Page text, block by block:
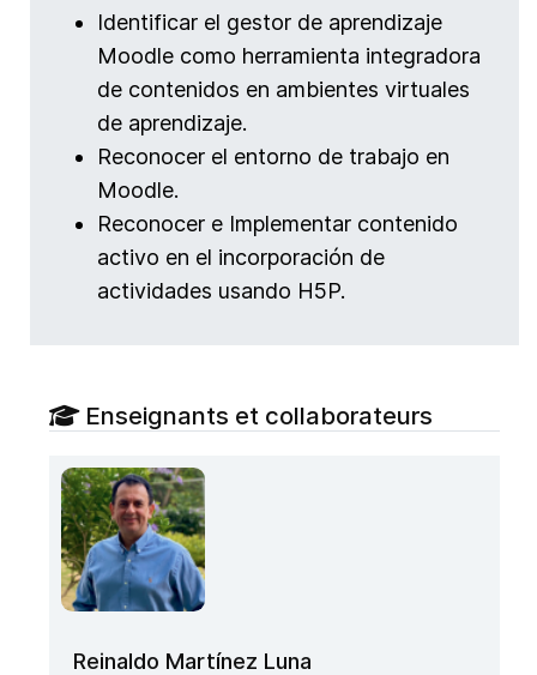
Identificar el gestor de aprendizaje
Moodle como herramienta integradora
de contenidos en ambientes virtuales
de aprendizaje.
Reconocer el entorno de trabajo en
Moodle.
Reconocer e Implementar contenido
activo en el incorporación de
actividades usando H5P.
Enseignants et collaborateurs
Reinaldo Martínez Luna